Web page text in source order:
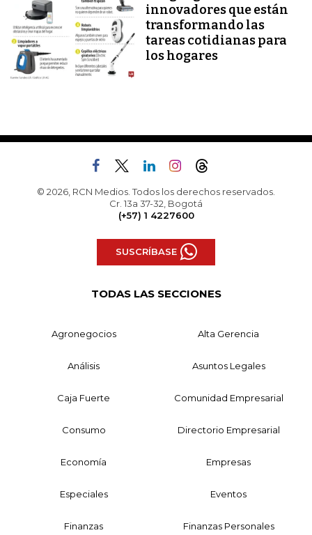
innovadores que están
transformando las
tareas cotidianas para
los hogares
© 2026, RCN Medios. Todos los derechos reservados.
Cr. 13a 37-32, Bogotá
(+57) 1 4227600
SUSCRÍBASE
TODAS LAS SECCIONES
Agronegocios Alta Gerencia
Análisis Asuntos Legales
Caja Fuerte Comunidad Empresarial
Consumo Directorio Empresarial
Economía Empresas
Especiales Eventos
Finanzas Finanzas Personales